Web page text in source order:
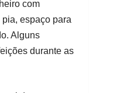
com
espaço para
Alguns
durante as